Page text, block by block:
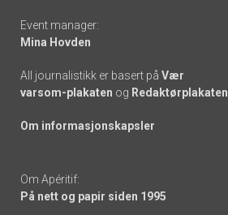
Event manager:
Mina Hovden
All journalistikk er basert på Vær
varsom-plakaten og Redaktørplakaten
Om informasjonskapsler
Om Apéritif:
På nett og papir siden 1995